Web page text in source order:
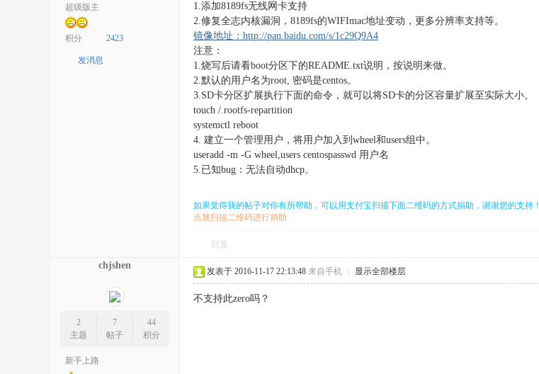
超级版主
积分 2423
发消息
1.添加8189fs无线网卡支持
2.修复全志内核漏洞，8189fs的WIFImac地址变动，更多分辨率支持等。
镜像地址： http://pan.baidu.com/s/1c29Q9A4
注意：
1.烧写后请看boot分区下的README.txt说明，按说明来做。
2.默认的用户名为root, 密码是centos。
3.SD卡分区扩展执行下面的命令，就可以将SD卡的分区容量扩展至实际大小。
touch /.rootfs-repartition
systemctl reboot
4. 建立一个管理用户，将用户加入到wheel和users组中。
useradd -m -G wheel,users centospasswd 用户名
5.已知bug：无法自动dhcp。
如果觉得我的帖子对你有所帮助，可以用支付宝扫描下面二维码的方式捐助，谢谢您的支持！
点我扫描二维码进行捐助
回复
chjshen
2
主题
7
帖子
44
积分
新手上路
发表于 2016-11-17 22:13:48 来自手机 显示全部楼层
不支持此zero吗？